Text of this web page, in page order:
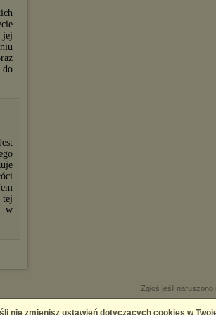
jej
do
w
Zgłoś jeśli naruszono
Copyright
nie zmienisz ustawień dotyczących cookies w